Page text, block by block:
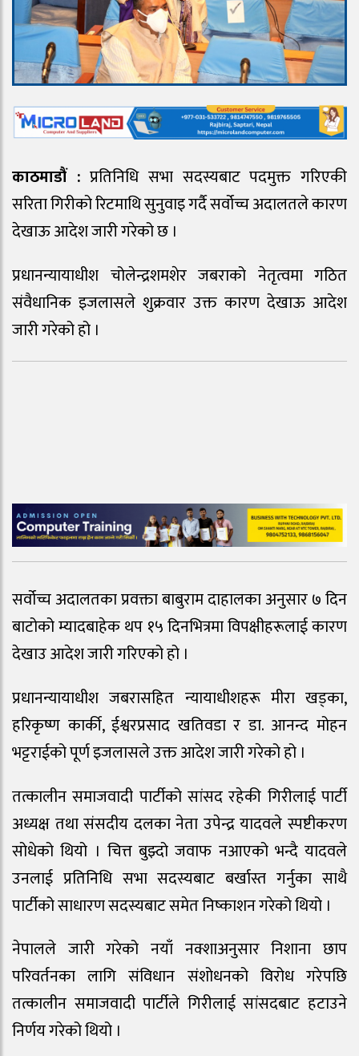
काठमाडौं : प्रतिनिधि सभा सदस्यबाट पदमुक्त गरिएकी
सरिता गिरीको रिटमाथि सुनुवाइ गर्दै सर्वोच्च अदालतले कारण
देखाऊ आदेश जारी गरेको छ ।
प्रधानन्यायाधीश चोलेन्द्रशमशेर जबराको नेतृत्वमा गठित
संवैधानिक इजलासले शुक्रवार उक्त कारण देखाऊ आदेश
जारी गरेको हो ।
सर्वोच्च अदालतका प्रवक्ता बाबुराम दाहालका अनुसार ७ दिन
बाटोको म्यादबाहेक थप १५ दिनभित्रमा विपक्षीहरूलाई कारण
देखाउ आदेश जारी गरिएको हो ।
प्रधानन्यायाधीश जबरासहित न्यायाधीशहरू मीरा खड्का,
हरिकृष्ण कार्की, ईश्वरप्रसाद खतिवडा र डा. आनन्द मोहन
भट्टराईको पूर्ण इजलासले उक्त आदेश जारी गरेको हो ।
तत्कालीन समाजवादी पार्टीको सांसद रहेकी गिरीलाई पार्टी
अध्यक्ष तथा संसदीय दलका नेता उपेन्द्र यादवले स्पष्टीकरण
सोधेको थियो । चित्त बुझ्दो जवाफ नआएको भन्दै यादवले
उनलाई प्रतिनिधि सभा सदस्यबाट बर्खास्त गर्नुका साथै
पार्टीको साधारण सदस्यबाट समेत निष्काशन गरेको थियो ।
नेपालले जारी गरेको नयाँ नक्शाअनुसार निशाना छाप
परिवर्तनका लागि संविधान संशोधनको विरोध गरेपछि
तत्कालीन समाजवादी पार्टीले गिरीलाई सांसदबाट हटाउने
निर्णय गरेको थियो ।